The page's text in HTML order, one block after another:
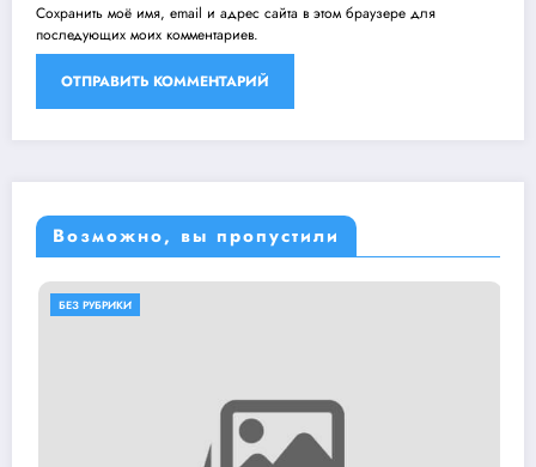
Сохранить моё имя, email и адрес сайта в этом браузере для
последующих моих комментариев.
Возможно, вы пропустили
БЕЗ РУБРИКИ